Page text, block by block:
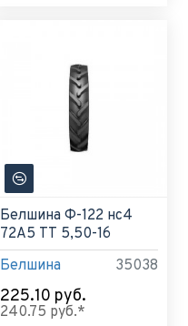
Белшина 35038
Белшина Ф-122 нс4
72А5 ТТ 5,50-16
225.10 руб.
240.75 руб.*